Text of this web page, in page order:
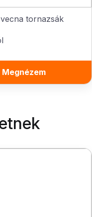
tornazsák
Megnézem